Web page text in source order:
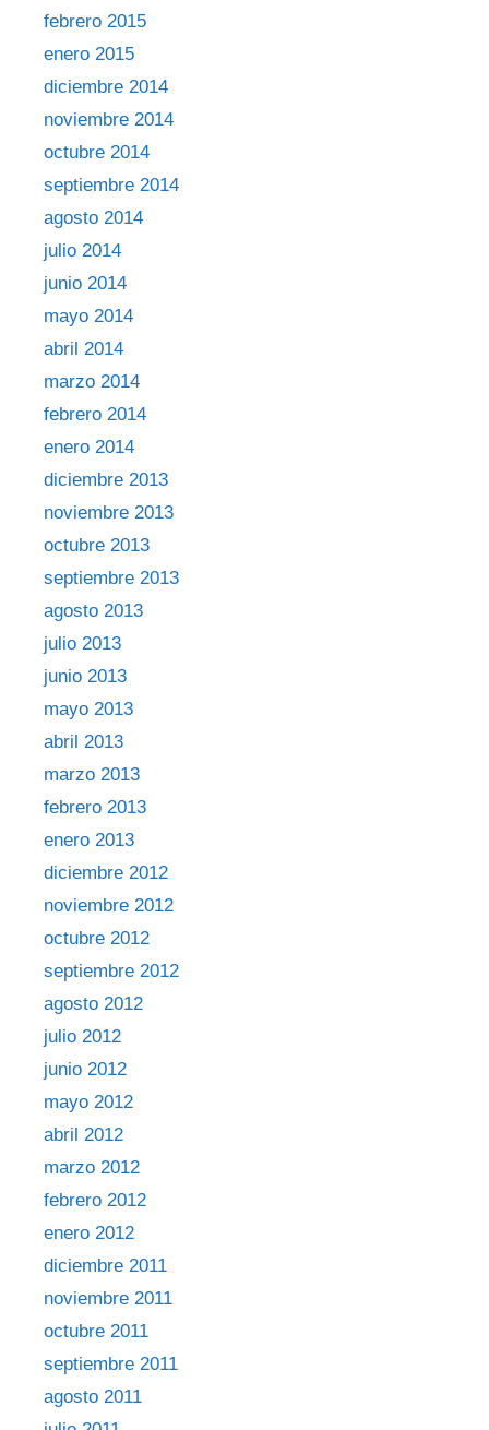
febrero 2015
enero 2015
diciembre 2014
noviembre 2014
octubre 2014
septiembre 2014
agosto 2014
julio 2014
junio 2014
mayo 2014
abril 2014
marzo 2014
febrero 2014
enero 2014
diciembre 2013
noviembre 2013
octubre 2013
septiembre 2013
agosto 2013
julio 2013
junio 2013
mayo 2013
abril 2013
marzo 2013
febrero 2013
enero 2013
diciembre 2012
noviembre 2012
octubre 2012
septiembre 2012
agosto 2012
julio 2012
junio 2012
mayo 2012
abril 2012
marzo 2012
febrero 2012
enero 2012
diciembre 2011
noviembre 2011
octubre 2011
septiembre 2011
agosto 2011